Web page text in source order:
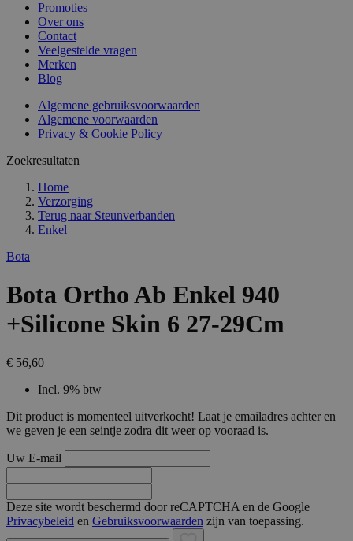
Promoties
Over ons
Contact
Veelgestelde vragen
Merken
Blog
Algemene gebruiksvoorwaarden
Algemene voorwaarden
Privacy & Cookie Policy
Zoekresultaten
Home
Verzorging
Terug naar Steunverbanden
Enkel
Bota
Bota Ortho Ab Enkel 940
+Silicone Skin 6 27-29Cm
€ 56,60
Incl. 9% btw
Dit product is momenteel uitverkocht! Laat je emailadres achter en
we geven je een seintje zodra dit weer op vooraad is.
Uw E-mail
Deze site wordt beschermd door reCAPTCHA en de Google
Privacybeleid en Gebruiksvoorwaarden zijn van toepassing.